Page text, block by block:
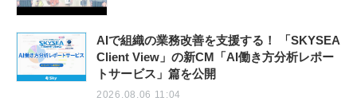
AIで組織の業務改善を支援する！ 「SKYSEA
Client View」の新CM「AI働き方分析レポー
トサービス」篇を公開
2026.08.06 11:04